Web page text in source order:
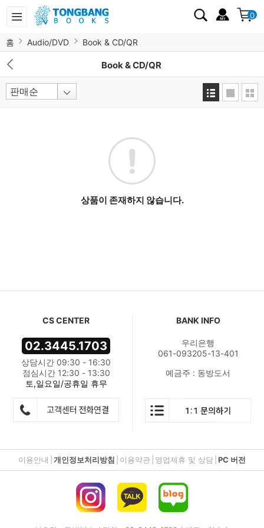
0
홈 Audio/DVD Book & CD/QR
Book & CD/QR
상품이 존재하지 않습니다.
CS CENTER
02.3445.1703
상담시간 09:30 - 16:30
점심시간 12:30 - 13:30
토,일요일/공휴일 휴무
BANK INFO
우리은행
061-093205-13-401
예금주 : 동방도서
이용안내 개인정보처리방침 이용약관 영업제휴 및 상담 PC 버전